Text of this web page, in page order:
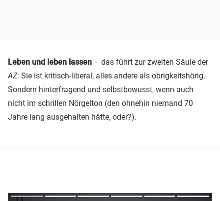
Leben und leben lassen – das führt zur zweiten Säule der
AZ: Sie ist kritisch-liberal, alles andere als obrigkeitshörig.
Sondern hinterfragend und selbstbewusst, wenn auch
nicht im schrillen Nörgelton (den ohnehin niemand 70
Jahre lang ausgehalten hätte, oder?).